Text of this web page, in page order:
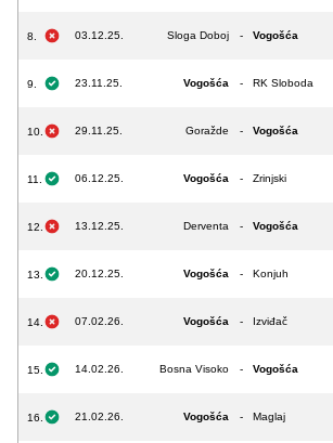
8. 03.12.25. Sloga Doboj - Vogošća
9. 23.11.25. Vogošća - RK Sloboda
10. 29.11.25. Goražde - Vogošća
11. 06.12.25. Vogošća - Zrinjski
12. 13.12.25. Derventa - Vogošća
13. 20.12.25. Vogošća - Konjuh
14. 07.02.26. Vogošća - Izviđač
15. 14.02.26. Bosna Visoko - Vogošća
16. 21.02.26. Vogošća - Maglaj